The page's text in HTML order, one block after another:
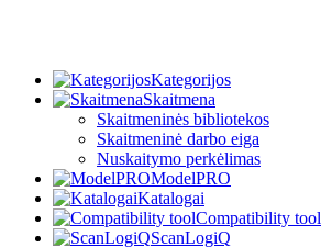
Kategorijos
Skaitmena
Skaitmeninės bibliotekos
Skaitmeninė darbo eiga
Nuskaitymo perkėlimas
ModelPRO
Katalogai
Compatibility tool
ScanLogiQ